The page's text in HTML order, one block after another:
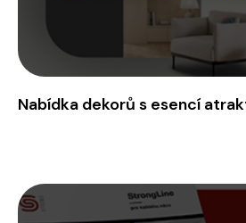
Nabídka dekorů s esencí